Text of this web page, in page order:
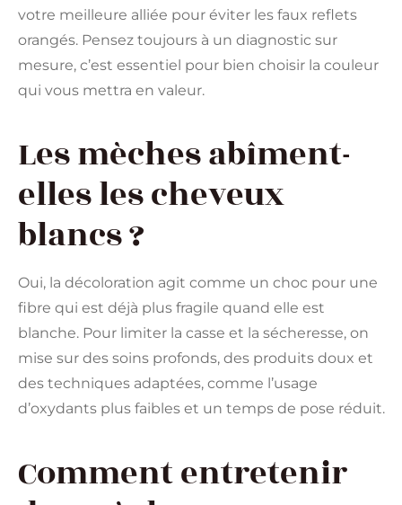
votre meilleure alliée pour éviter les faux reflets
orangés. Pensez toujours à un diagnostic sur
mesure, c’est essentiel pour bien choisir la couleur
qui vous mettra en valeur.
Les mèches abîment-
elles les cheveux
blancs ?
Oui, la décoloration agit comme un choc pour une
fibre qui est déjà plus fragile quand elle est
blanche. Pour limiter la casse et la sécheresse, on
mise sur des soins profonds, des produits doux et
des techniques adaptées, comme l’usage
d’oxydants plus faibles et un temps de pose réduit.
Comment entretenir